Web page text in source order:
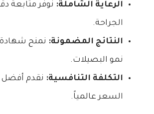
الرعاية الشاملة: نوفر متابعة
الجراحة.
النتائج المضمونة: نمنح
نمو البصيلات.
التكلفة التنافسية: نقدم أفضل
السعر عالمياً.